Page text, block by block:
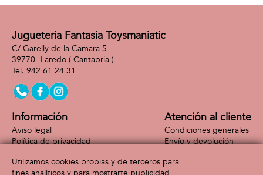
Jugueteria Fantasia Toysmaniatic
C/ Garelly de la Camara 5
39770 -Laredo ( Cantabria )
942 61 24 31
Información
Aviso legal
Política de privacidad
Atención al cliente
Condiciones generales
Envío y devolución
Formas de pago
Utilizamos cookies propias y de terceros para